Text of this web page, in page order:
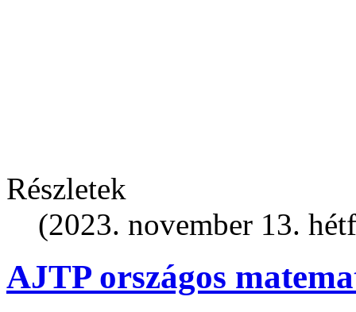
Részletek
(2023. november 13.
AJTP országos